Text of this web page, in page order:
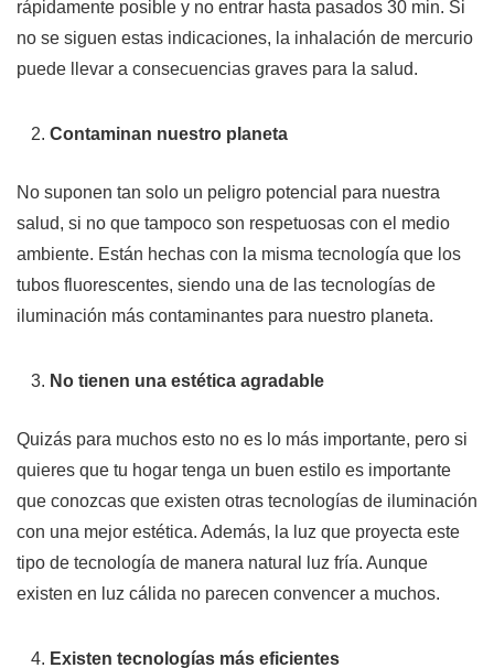
rápidamente posible y no entrar hasta pasados 30 min. Si
no se siguen estas indicaciones, la inhalación de mercurio
puede llevar a consecuencias graves para la salud.
Contaminan nuestro planeta
No suponen tan solo un peligro potencial para nuestra
salud, si no que tampoco son respetuosas con el medio
ambiente. Están hechas con la misma tecnología que los
tubos fluorescentes, siendo una de las tecnologías de
iluminación más contaminantes para nuestro planeta.
No tienen una estética agradable
Quizás para muchos esto no es lo más importante, pero si
quieres que tu hogar tenga un buen estilo es importante
que conozcas que existen otras tecnologías de iluminación
con una mejor estética. Además, la luz que proyecta este
tipo de tecnología de manera natural luz fría. Aunque
existen en luz cálida no parecen convencer a muchos.
Existen tecnologías más eficientes